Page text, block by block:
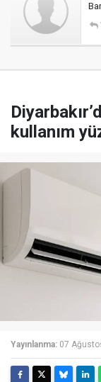
kullanım
Yayınlanma: 07